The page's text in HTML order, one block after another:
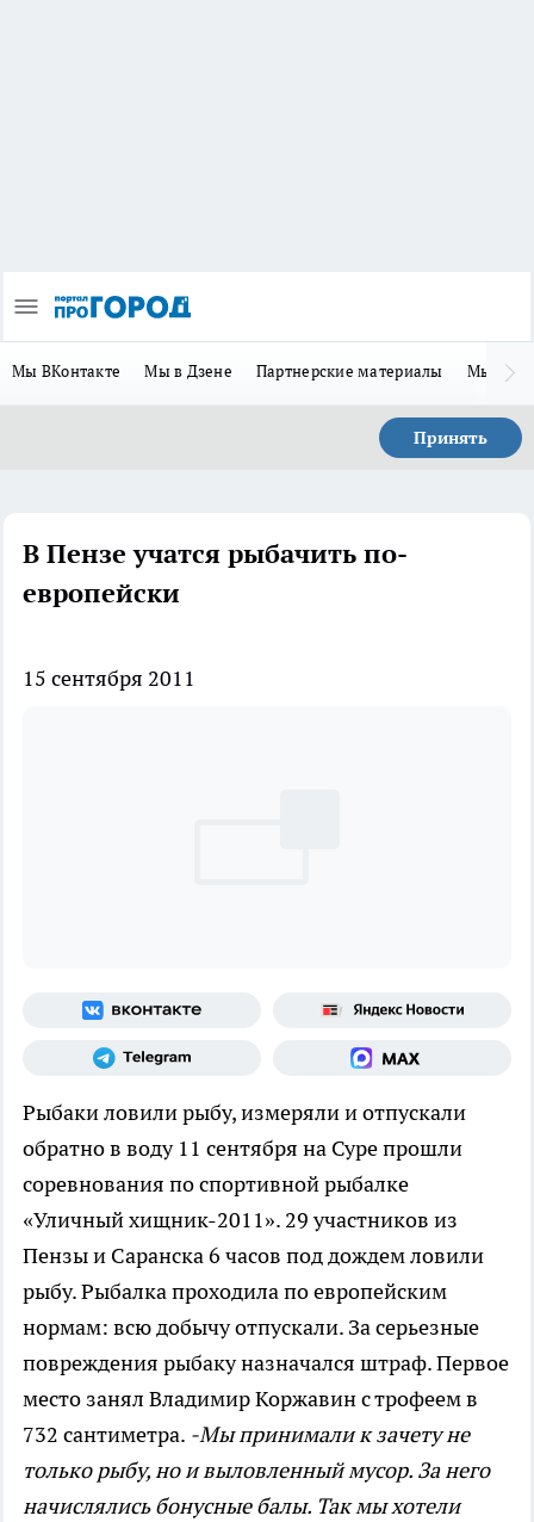
Мы ВКонтакте Мы в Дзене Партнерские материалы Мы в
Принять
В Пензе учатся рыбачить по-
европейски
15 сентября 2011
Рыбаки ловили рыбу, измеряли и отпускали
обратно в воду11 сентября на Суре прошли
соревнования по спортивной рыбалке
«Уличный хищник-2011». 29 участников из
Пензы и Саранска 6 часов под дождем ловили
рыбу. Рыбалка проходила по европейским
нормам: всю добычу отпускали. За серьезные
повреждения рыбаку назначался штраф. Первое
место занял Владимир Коржавин с трофеем в
732 сантиметра. -Мы принимали к зачету не
только рыбу, но и выловленный мусор. За него
начислялись бонусные балы. Так мы хотели